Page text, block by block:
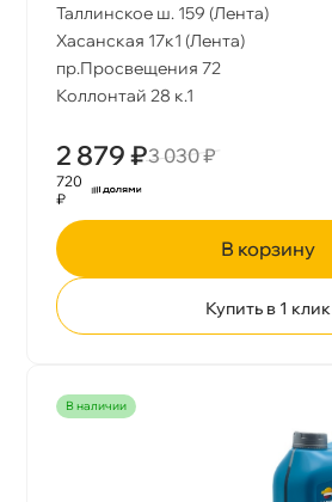
Таллинское ш. 159 (Лента)
Хасанская 17к1 (Лента)
пр.Просвещения 72
Коллонтай 28 к.1
2 879 ₽3 030 ₽
720
₽
корзину
Купить в 1 клик
наличии